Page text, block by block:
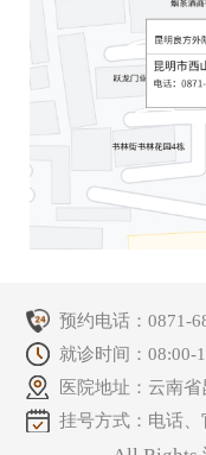
预约电话：0871-
就诊时间：08:00-
医院地址：云南
挂号方式：电话